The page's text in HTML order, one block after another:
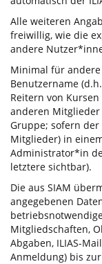
Alle weiteren
freiwillig, wie die
andere
Minimal für
Benutzername
Reitern von
anderen Mitglieder
Gruppe; sofern
Mitglieder) in
Administrator*in
letztere sichtbar).
Die aus SIAM
angegebenen
Mitgliedschaften,
Abgaben, ILIAS-
Anmeldung) bis